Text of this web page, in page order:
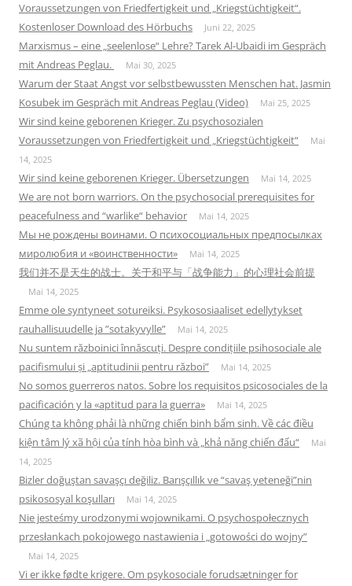
Voraussetzungen von Friedfertigkeit und „Kriegstüchtigkeit“.
Kostenloser Download des Hörbuchs
Juni 22, 2025
Marxismus – eine „seelenlose“ Lehre? Tarek Al-Ubaidi im Gespräch
mit Andreas Peglau.
Mai 30, 2025
Warum der Staat Angst vor selbstbewussten Menschen hat. Jasmin
Kosubek im Gespräch mit Andreas Peglau (Video)
Mai 25, 2025
Wir sind keine geborenen Krieger. Zu psychosozialen
Voraussetzungen von Friedfertigkeit und „Kriegstüchtigkeit“
Mai
14, 2025
Wir sind keine geborenen Krieger. Übersetzungen Mai 14, 2025
We are not born warriors. On the psychosocial prerequisites for
peacefulness and “warlike“ behavior
Mai 14, 2025
Мы не рождены воинами. О психосоциальных предпосылках
миролюбия и «воинственности»
Mai 14, 2025
我们并不是天生的战士。关于和平与「战争能力」的心理社会前提
Mai 14, 2025
Emme ole syntyneet sotureiksi. Psykososiaaliset edellytykset
rauhallisuudelle ja ”sotakyvylle”
Mai 14, 2025
Nu suntem războinici înnăscuți. Despre condițiile psihosociale ale
pacifismului și „aptitudinii pentru război”
Mai 14, 2025
No somos guerreros natos. Sobre los requisitos psicosociales de la
pacificación y la «aptitud para la guerra»
Mai 14, 2025
Chúng ta không phải là những chiến binh bẩm sinh. Về các điều
kiện tâm lý xã hội của tính hòa bình và „khả năng chiến đấu“
Mai
14, 2025
Bizler doğuştan savaşçı değiliz. Barışçıllık ve “savaş yeteneği”nin
psikososyal koşulları
Mai 14, 2025
Nie jesteśmy urodzonymi wojownikami. O psychospołecznych
przesłankach pokojowego nastawienia i „gotowości do wojny”
Mai 14, 2025
Vi er ikke fødte krigere. Om psykosociale forudsætninger for